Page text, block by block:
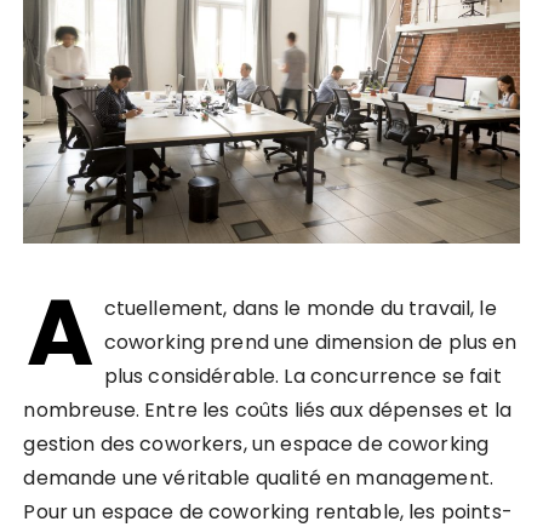
A ctuellement, dans le monde du travail, le
coworking prend une dimension de plus en
plus considérable. La concurrence se fait
nombreuse. Entre les coûts liés aux dépenses et la
gestion des coworkers, un espace de coworking
demande une véritable qualité en management.
Pour un espace de coworking rentable, les points-